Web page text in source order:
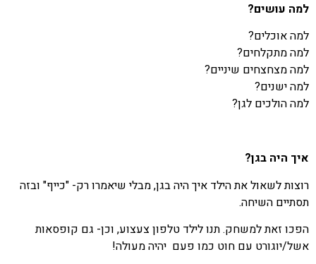
למה עושים?
למה אוכלים?
למה מתקלחים?
למה מצחצחים שיניים?
למה ישנים?
למה הולכים לגן?
איך היה בגן?
רוצות לשאול את הילד איך היה בגן, מבלי שיאמרו רק- "כייף" ובזה
תסתיים השיחה.
הפכו זאת למשחק. תנו לילד טלפון צעצוע, וכן- גם קופסאות
אשל/יוגורט עם חוט כמו פעם יהיה מעולה!